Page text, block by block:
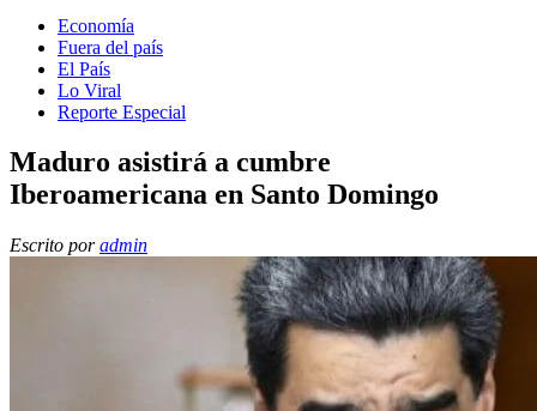
Economía
Fuera del país
El País
Lo Viral
Reporte Especial
Maduro asistirá a cumbre
Iberoamericana en Santo Domingo
Escrito poradmin